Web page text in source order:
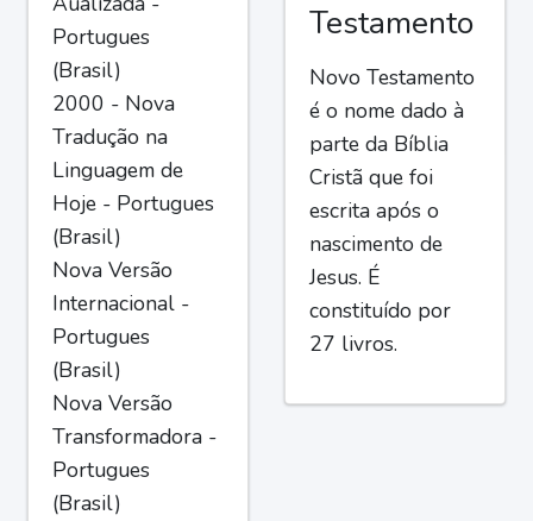
Portugues
(Brasil)
2000 - Nova
Tradução na
Linguagem de
Hoje - Portugues
(Brasil)
Nova Versão
Internacional -
Portugues
(Brasil)
Nova Versão
Transformadora -
Portugues
(Brasil)
Testamento
Novo Testamento
é o nome dado à
parte da Bíblia
Cristã que foi
escrita após o
nascimento de
Jesus. É
constituído por
27 livros.